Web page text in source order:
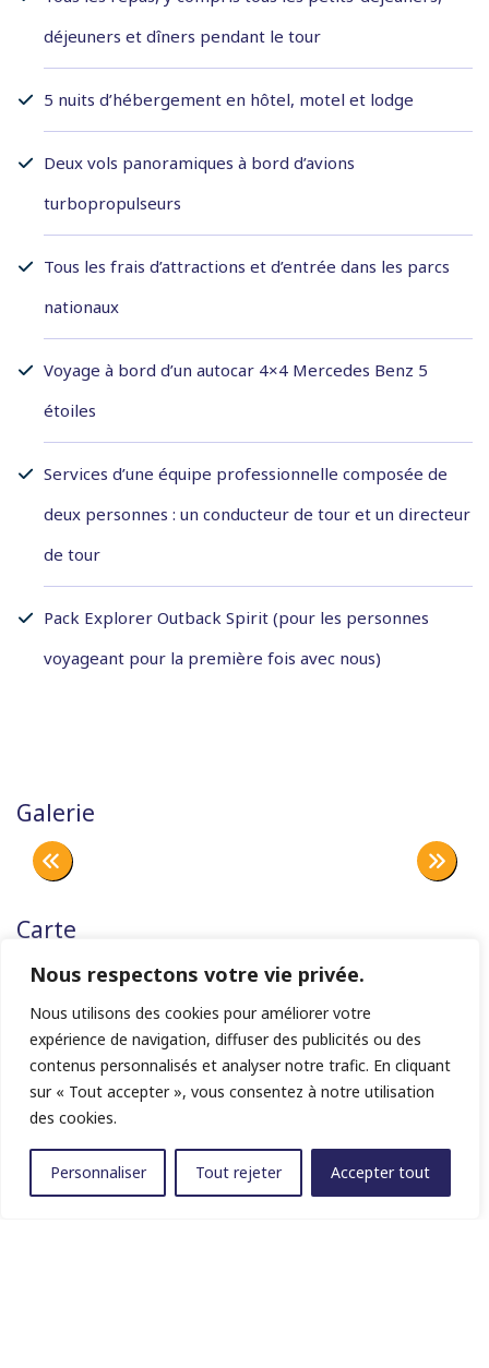
Nous respectons votre vie privée.
Nous utilisons des cookies pour améliorer votre
expérience de navigation, diffuser des publicités ou des
contenus personnalisés et analyser notre trafic. En cliquant
sur « Tout accepter », vous consentez à notre utilisation
des cookies.
Personnaliser Tout rejeter Accepter tout
déjeuners et dîners pendant le tour
5 nuits d’hébergement en hôtel, motel et lodge
Deux vols panoramiques à bord d’avions
turbopropulseurs
Tous les frais d’attractions et d’entrée dans les parcs
nationaux
Voyage à bord d’un autocar 4×4 Mercedes Benz 5
étoiles
Services d’une équipe professionnelle composée de
deux personnes : un conducteur de tour et un directeur
de tour
Pack Explorer Outback Spirit (pour les personnes
voyageant pour la première fois avec nous)
Galerie
Carte